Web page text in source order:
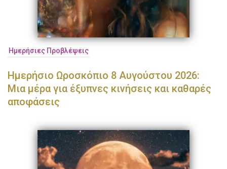
Ημερήσιες Προβλέψεις
Ημερήσιο Ωροσκόπιο 8 Αυγούστου 2026:
Μια μέρα για έξυπνες κινήσεις και καθαρές
αποφάσεις